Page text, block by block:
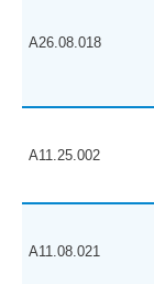
A26.08.018
A11.25.002
A11.08.021